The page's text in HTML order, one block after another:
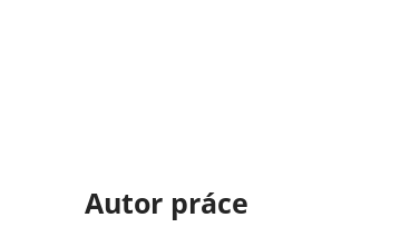
Autor práce